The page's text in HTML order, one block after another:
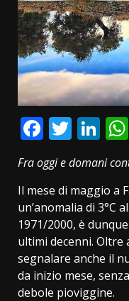
Fra oggi e domani
Il mese di maggio a
un’anomalia di 3°C
1971/2000, è
ultimi decenni. Oltre
segnalare anche il
da inizio mese,
debole pioviggine.